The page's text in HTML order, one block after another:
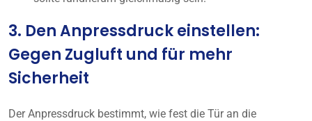
3. Den Anpressdruck einstellen:
Gegen Zugluft und für mehr
Sicherheit
Der Anpressdruck bestimmt, wie fest die Tür an die